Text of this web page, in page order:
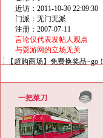
近访：2011-10-30 22:09:30
门派：无门无派
注册：2007-07-11
言论仅代表发帖人观点
与耍游网的立场无关
【超购商场】免费换奖品~go！
一把菜刀